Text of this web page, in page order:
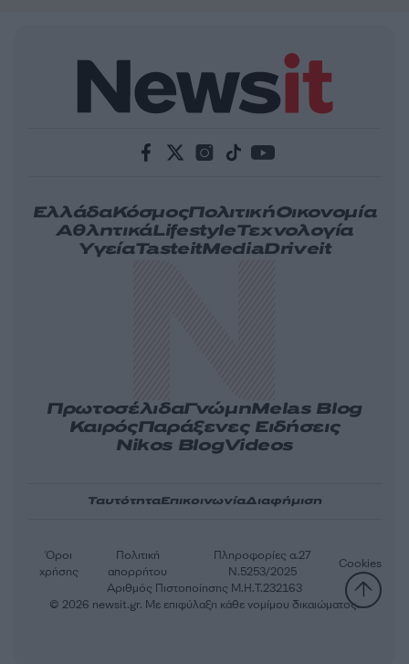
ΕλλάδαΚόσμοςΠολιτικήΟικονομία
ΑθλητικάLifestyleΤεχνολογία
ΥγείαTasteitMediaDriveit
ΠρωτοσέλιδαΓνώμηMelas Blog
ΚαιρόςΠαράξενες Ειδήσεις
Nikos BlogVideos
ΤαυτότηταΕπικοινωνίαΔιαφήμιση
Αριθμός Πιστοποίησης Μ.Η.Τ.232163
Όροι
χρήσης
Πολιτική
απορρήτου
Πληροφορίες α.27
Ν.5253/2025
Cookies
© 2026 newsit.gr. Με επιφύλαξη κάθε νομίμου δικαιώματος.